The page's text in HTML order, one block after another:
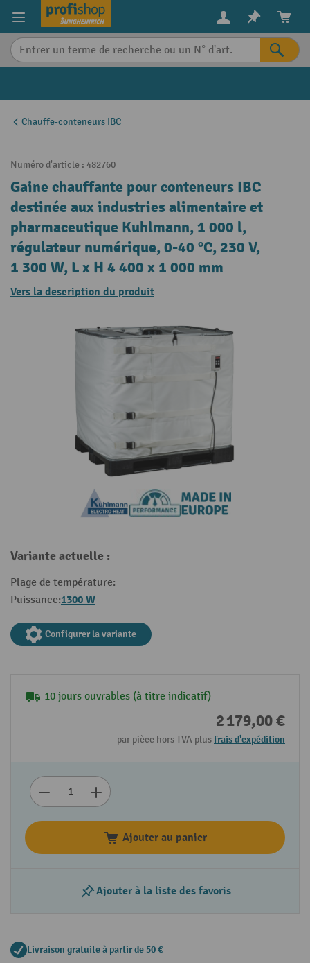
content
Chauffe-conteneurs IBC
Numéro d'article : 482760
Gaine chauffante pour conteneurs IBC
destinée aux industries alimentaire et
pharmaceutique Kuhlmann, 1 000 l,
régulateur numérique, 0-40 ºC, 230 V,
1 300 W, L x H 4 400 x 1 000 mm
Vers la description du produit
Variante actuelle :
Plage de température:
Puissance:1300 W
Configurer la variante
10 jours ouvrables (à titre indicatif)
2 179,00 €
par pièce hors TVA plusfrais d'expédition
Ajouter au panier
Ajouter à la liste des favoris
Livraison gratuite à partir de 50 €